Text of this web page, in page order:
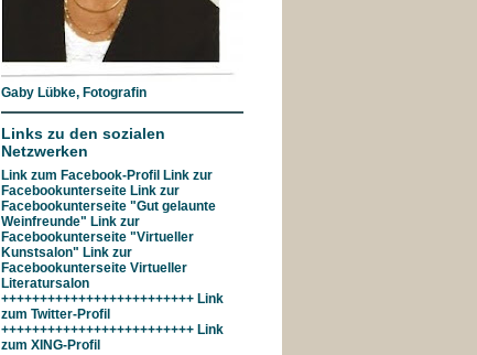
Gaby Lübke, Fotografin
Links zu den sozialen
Netzwerken
Link zum Facebook-Profil Link zur
Facebookunterseite Link zur
Facebookunterseite "Gut gelaunte
Weinfreunde" Link zur
Facebookunterseite "Virtueller
Kunstsalon" Link zur
Facebookunterseite Virtueller
Literatursalon
+++++++++++++++++++++++++ Link
zum Twitter-Profil
+++++++++++++++++++++++++ Link
zum XING-Profil